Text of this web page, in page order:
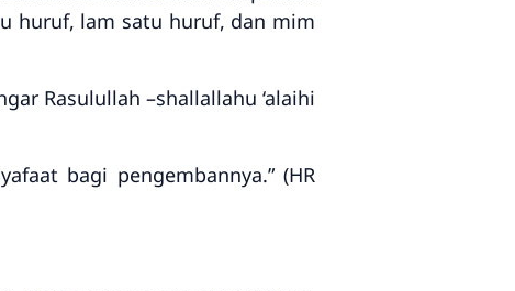
huruf, lam satu huruf, dan mim
Rasulullah –shallallahu ‘alaihi
bagi pengembannya.” (HR